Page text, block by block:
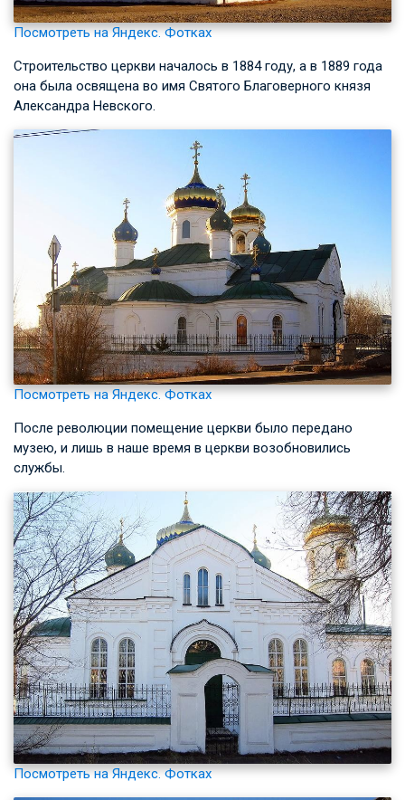
Посмотреть на Яндекс. Фотках
Строительство церкви началось в 1884 году, а в 1889 года
она была освящена во имя Святого Благоверного князя
Александра Невского.
Посмотреть на Яндекс. Фотках
После революции помещение церкви было передано
музею, и лишь в наше время в церкви возобновились
службы.
Посмотреть на Яндекс. Фотках